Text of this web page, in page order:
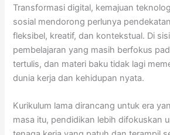
Transformasi digital, kemajuan
sosial mendorong perlunya
fleksibel, kreatif, dan kontekstual. Di
pembelajaran yang masih berfokus
tertulis, dan materi baku tidak lagi
dunia kerja dan kehidupan nyata.
Kurikulum lama dirancang untuk era
masa itu, pendidikan lebih difokuskan